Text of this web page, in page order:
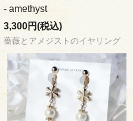
- amethyst
3,300円(税込)
薔薇とアメジストのイヤリング